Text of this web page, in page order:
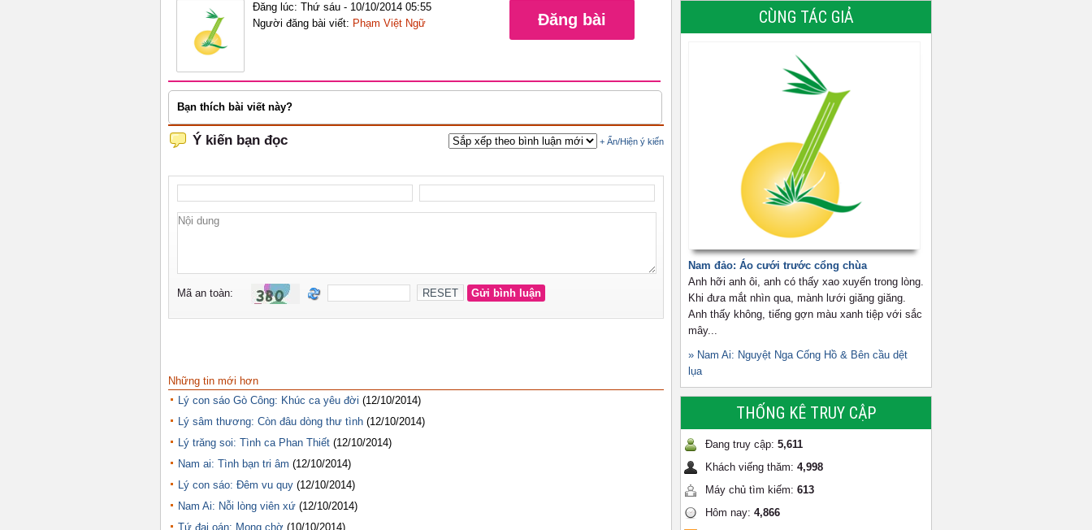
Đăng lúc: Thứ sáu - 10/10/2014 05:55
Người đăng bài viết: Phạm Việt Ngữ Đăng bài
Bạn thích bài viết này?
Những tin mới hơn
Lý con sáo Gò Công: Khúc ca yêu đời (12/10/2014)
Lý sâm thương: Còn đâu dòng thư tình (12/10/2014)
Lý trăng soi: Tình ca Phan Thiết (12/10/2014)
Nam ai: Tình bạn tri âm (12/10/2014)
Lý con sáo: Đêm vu quy (12/10/2014)
Nam Ai: Nỗi lòng viên xứ (12/10/2014)
Tứ đại oán: Mong chờ (10/10/2014)
CÙNG TÁC GIẢ
Nam đảo: Áo cưới trước cổng chùa
Anh hỡi anh ôi, anh có thấy xao xuyến trong lòng.
Khi đưa mắt nhìn qua, mành lưới giăng giăng.
Anh thấy không, tiếng gợn màu xanh tiệp với sắc
mây...
» Nam Ai: Nguyệt Nga Cống Hồ & Bên cầu dệt
lụa
THỐNG KÊ TRUY CẬP
Đang truy cập: 5,611
Khách viếng thăm: 4,998
Máy chủ tìm kiếm: 613
Hôm nay: 4,866